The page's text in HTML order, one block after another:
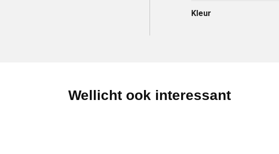
Kleur
Wellicht ook interessant